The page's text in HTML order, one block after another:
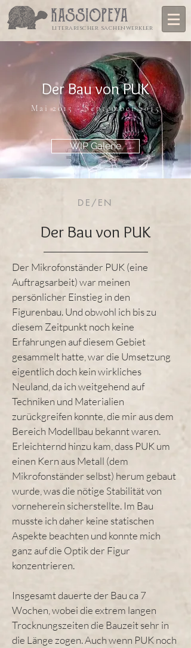
literarischer sachenwerkler
Der Bau von PUK
Mai 2015 - September 2015
WIP Galerie
DE/EN
Der Bau von PUK
Der Mikrofonständer PUK (eine
Auftragsarbeit) war meinen
persönlicher Einstieg in den
Figurenbau. Und obwohl ich bis zu
diesem Zeitpunkt noch keine
Erfahrungen auf diesem Gebiet
gesammelt hatte, war die Umsetzung
eigentlich doch kein wirkliches
Neuland, da ich weitgehend auf
Techniken und Materialien
zurückgreifen konnte, die mir aus dem
Bereich Modellbau bekannt waren.
Erleichternd hinzu kam, dass PUK um
einen Kern aus Metall (dem
Mikrofonständer selbst) herum gebaut
wurde, was die nötige Stabilität von
vorneherein sicherstellte. Im Bau
musste ich daher keine statischen
Aspekte beachten und konnte mich
ganz auf die Optik der Figur
konzentrieren.
Insgesamt dauerte der Bau ca 7
Wochen, wobei die extrem langen
Trocknungszeiten die Bauzeit sehr in
die Länge zogen. Auch wenn PUK noch